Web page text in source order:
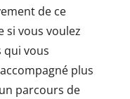
de ce
si vous voulez
vous
plus
parcours de